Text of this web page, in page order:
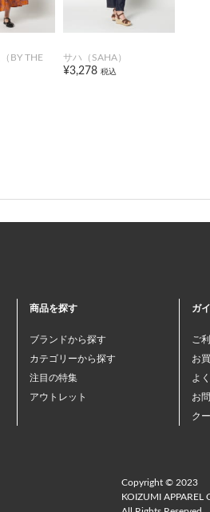
BY THE サハ（SAHA）
¥3,278 税込
商品を探す
ブランドから探す
カテゴリーから探す
注目の特集
アウトレット
ガ
ご
お
よ
お
ク
Copyright © 2023
KOIZUMI APPAREL